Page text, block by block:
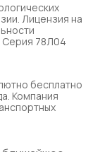
Лицензия на
Серия 78Л04
бесплатно
Компания